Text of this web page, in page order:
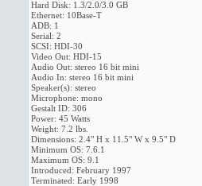
Hard Disk: 1.3/2.0/3.0 GB
Ethernet: 10Base-T
ADB: 1
Serial: 2
SCSI: HDI-30
Video Out: HDI-15
Audio Out: stereo 16 bit mini
Audio In: stereo 16 bit mini
Speaker(s): stereo
Microphone: mono
Gestalt ID: 306
Power: 45 Watts
Weight: 7.2 lbs.
Dimensions: 2.4" H x 11.5" W x 9.5" D
Minimum OS: 7.6.1
Maximum OS: 9.1
Introduced: February 1997
Terminated: Early 1998